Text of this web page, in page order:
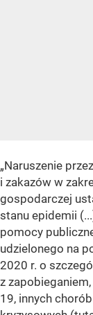
„Naruszenie
i zakazów w
gospodarczej
stanu epidemii
pomocy
udzielonego na
2020 r. o
z
19, innych